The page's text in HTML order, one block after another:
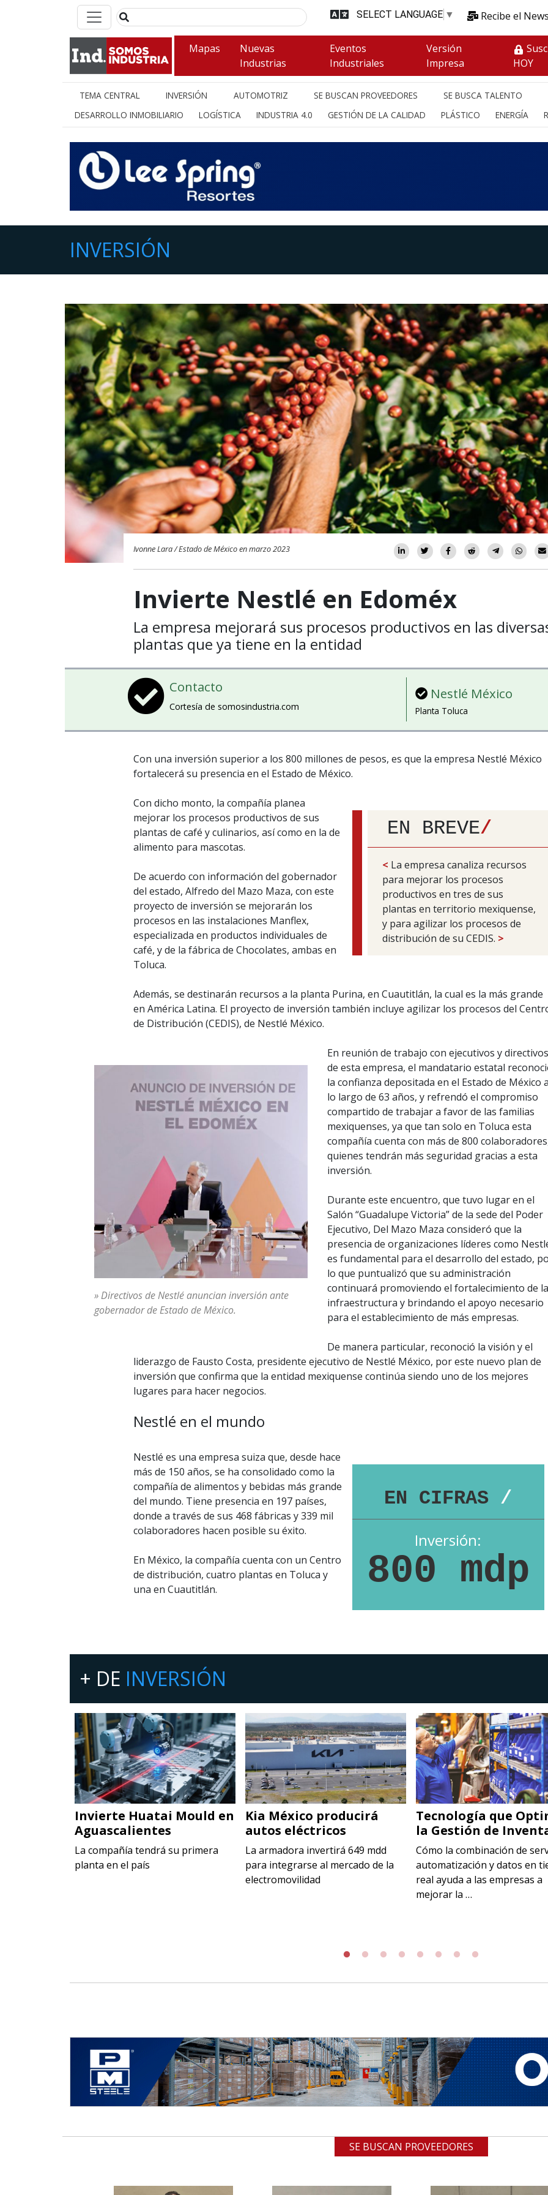
SELECT LANGUAGE ▼ Recibe el
Mapas
Nuevas
Industrias
Eventos
Industriales
Versión
Impresa
HOY
TEMA CENTRAL INVERSIÓN AUTOMOTRIZ SE BUSCAN PROVEEDORES
SE BUSCA TALENTO
DESARROLLO INMOBILIARIO
LOGÍSTICA INDUSTRIA 4.0 GESTIÓN DE LA CALIDAD PLÁSTICO ENERGÍA
INVERSIÓN
Ivonne Lara / Estado de México en marzo 2023
Invierte Nestlé en Edoméx
La empresa mejorará sus procesos productivos en las
plantas que ya tiene en la entidad
Contacto
Cortesía de somosindustria.com
Nestlé México
Planta Toluca
Con una inversión superior a los 800 millones de pesos, es que la empresa Nestlé México
fortalecerá su presencia en el Estado de México.
EN BREVE/
< La empresa canaliza recursos
para mejorar los procesos
productivos en tres de sus
plantas en territorio mexiquense,
y para agilizar los procesos de
distribución de su CEDIS. >
Con dicho monto, la compañía planea
mejorar los procesos productivos de sus
plantas de café y culinarios, así como en la de
alimento para mascotas.
De acuerdo con información del gobernador
del estado, Alfredo del Mazo Maza, con este
proyecto de inversión se mejorarán los
procesos en las instalaciones Manflex,
especializada en productos individuales de
café, y de la fábrica de Chocolates, ambas en
Toluca.
Además, se destinarán recursos a la planta Purina, en Cuautitlán, la cual es la más grande
en América Latina. El proyecto de inversión también incluye agilizar los procesos del
de Distribución (CEDIS), de Nestlé México.
» Directivos de Nestlé anuncian inversión ante
gobernador de Estado de México.
En reunión de trabajo con ejecutivos y directivos
de esta empresa, el mandatario estatal
la confianza depositada en el Estado de México
lo largo de 63 años, y refrendó el compromiso
compartido de trabajar a favor de las familias
mexiquenses, ya que tan solo en Toluca esta
compañía cuenta con más de 800
quienes tendrán más seguridad gracias a esta
inversión.
Durante este encuentro, que tuvo lugar en el
Salón “Guadalupe Victoria” de la sede del Poder
Ejecutivo, Del Mazo Maza consideró que la
presencia de organizaciones líderes como
es fundamental para el desarrollo del estado,
lo que puntualizó que su administración
continuará promoviendo el fortalecimiento de la
infraestructura y brindando el apoyo necesario
para el establecimiento de más empresas.
De manera particular, reconoció la visión y el
liderazgo de Fausto Costa, presidente ejecutivo de Nestlé México, por este nuevo plan de
inversión que confirma que la entidad mexiquense continúa siendo uno de los mejores
lugares para hacer negocios.
Nestlé en el mundo
EN CIFRAS /
Inversión:
800 mdp
Nestlé es una empresa suiza que, desde hace
más de 150 años, se ha consolidado como la
compañía de alimentos y bebidas más grande
del mundo. Tiene presencia en 197 países,
donde a través de sus 468 fábricas y 339 mil
colaboradores hacen posible su éxito.
En México, la compañía cuenta con un Centro
de distribución, cuatro plantas en Toluca y
una en Cuautitlán.
+ DE INVERSIÓN
Invierte Huatai Mould en
Aguascalientes
La compañía tendrá su primera
planta en el país
Kia México producirá
autos eléctricos
La armadora invertirá 649 mdd
para integrarse al mercado de la
electromovilidad
Tecnología que
la Gestión de
Cómo la combinación de
automatización y datos en
real ayuda a las empresas a
mejorar la …
SE BUSCAN PROVEEDORES